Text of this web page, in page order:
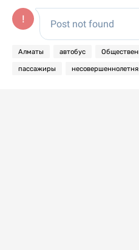
Алматы автобус
пассажиры